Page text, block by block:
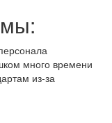
много времени
из-за